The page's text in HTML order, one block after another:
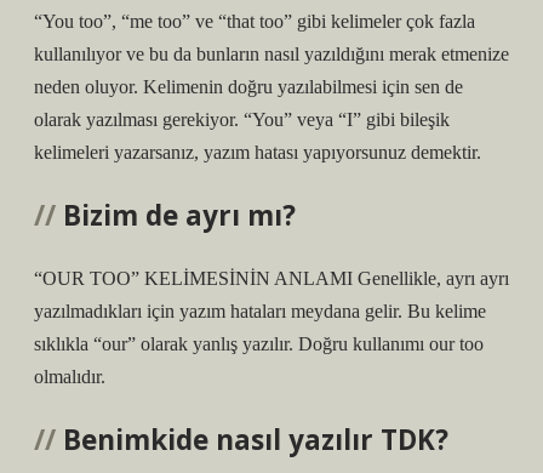
“You too”, “me too” ve “that too” gibi kelimeler çok fazla
kullanılıyor ve bu da bunların nasıl yazıldığını merak etmenize
neden oluyor. Kelimenin doğru yazılabilmesi için sen de
olarak yazılması gerekiyor. “You” veya “I” gibi bileşik
kelimeleri yazarsanız, yazım hatası yapıyorsunuz demektir.
Bizim de ayrı mı?
“OUR TOO” KELİMESİNİN ANLAMI Genellikle, ayrı ayrı
yazılmadıkları için yazım hataları meydana gelir. Bu kelime
sıklıkla “our” olarak yanlış yazılır. Doğru kullanımı our too
olmalıdır.
Benimkide nasıl yazılır TDK?